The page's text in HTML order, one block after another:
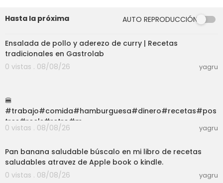
Vino blanco
Tenéis todas las recetas en nuestro blog de co
cina:www.kilometre0.cat.
Si tenéis alguna duda, no dudeis y preguntad.
Hasta la próxima AUTO REPRODUCCIÓN
56:58
Ensalada de pollo y aderezo de curry | Recetas
tradicionales en Gastrolab
0 vistas . 08/08/26
yagru
🍔
#trabajo#comida#hamburguesa#dinero#recetas#pos
tres#reels#retro#m
exico#parati#foryou#feliz#consejos
0 vistas . 08/08/26 yagru
Pan banana saludable búscalo en mi libro de recetas
saludables atravez de Apple book o kindle.
0 vistas . 08/08/26
yagru